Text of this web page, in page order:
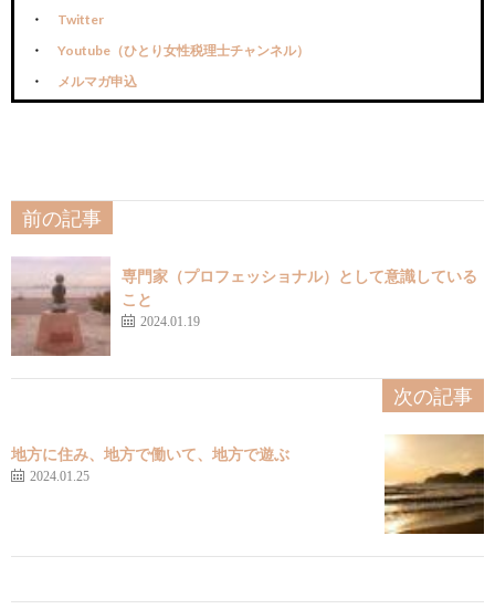
Twitter
Youtube（ひとり女性税理士チャンネル）
メルマガ申込
前の記事
専門家（プロフェッショナル）として意識している
こと
2024.01.19
次の記事
地方に住み、地方で働いて、地方で遊ぶ
2024.01.25